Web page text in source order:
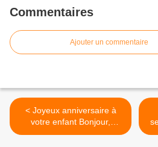
Commentaires
Ajouter un commentaire
< Joyeux anniversaire à
votre enfant Bonjour,
Aujourd’hui est un jour